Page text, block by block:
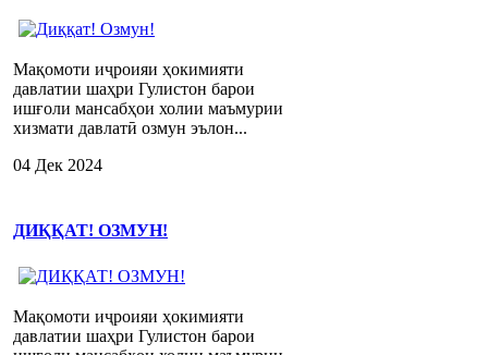
Мақомоти иҷроияи ҳокимияти
давлатии шаҳри Гулистон барои
ишғоли мансабҳои холии маъмурии
хизмати давлатӣ озмун эълон...
04 Дек 2024
ДИҚҚАТ! ОЗМУН!
Мақомоти иҷроияи ҳокимияти
давлатии шаҳри Гулистон барои